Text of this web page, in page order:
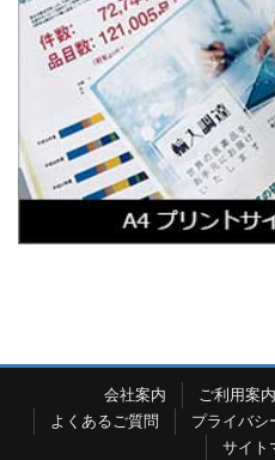
会社案内 ご利用案内
よくあるご質問
プライバシ
サイト